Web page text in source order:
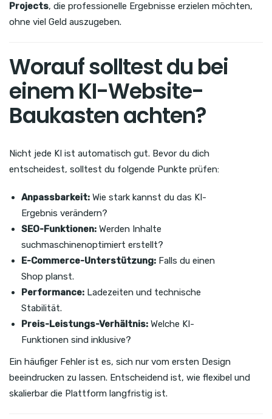
Projects, die professionelle Ergebnisse erzielen möchten,
ohne viel Geld auszugeben.
Worauf solltest du bei
einem KI-Website-
Baukasten achten?
Nicht jede KI ist automatisch gut. Bevor du dich
entscheidest, solltest du folgende Punkte prüfen:
Anpassbarkeit: Wie stark kannst du das KI-
Ergebnis verändern?
SEO-Funktionen: Werden Inhalte
suchmaschinenoptimiert erstellt?
E-Commerce-Unterstützung: Falls du einen
Shop planst.
Performance: Ladezeiten und technische
Stabilität.
Preis-Leistungs-Verhältnis: Welche KI-
Funktionen sind inklusive?
Ein häufiger Fehler ist es, sich nur vom ersten Design
beeindrucken zu lassen. Entscheidend ist, wie flexibel und
skalierbar die Plattform langfristig ist.